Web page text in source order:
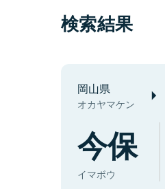
検索結果
岡山県
オカヤマケン
今保
イマボウ